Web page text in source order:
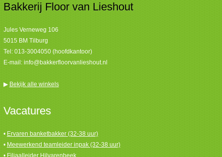
Bakkerij Floor van Lieshout
Jules Verneweg 106
5015 BM Tilburg
Tel: 013-3004050 (hoofdkantoor)
E-mail: info@bakkerfloorvanlieshout.nl
▶ Bekijk alle winkels
Vacatures
• Ervaren banketbakker (32-38 uur)
• Meewerkend teamleider inpak (32-38 uur)